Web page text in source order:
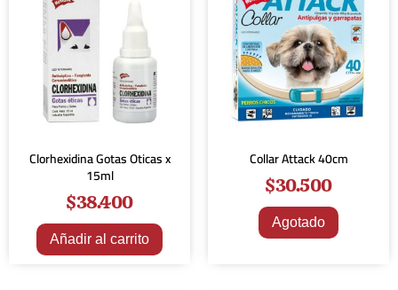
Clorhexidina Gotas Oticas x
15ml
$38.400
Añadir al carrito
Collar Attack 40cm
$30.500
Agotado